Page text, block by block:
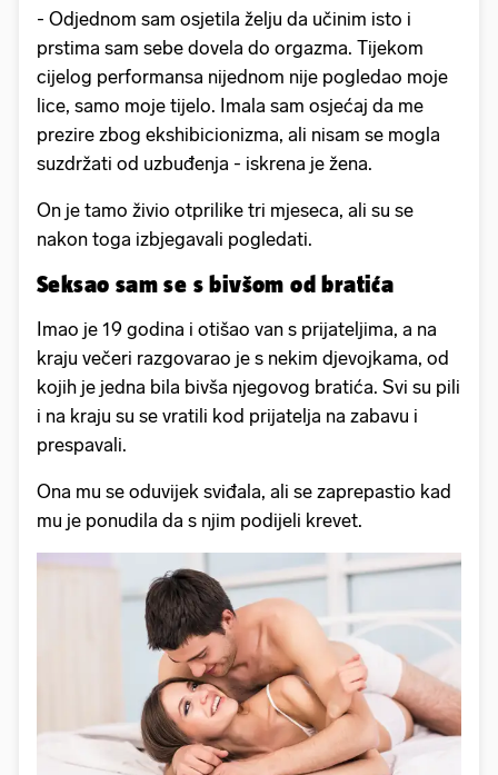
- Odjednom sam osjetila želju da učinim isto i
prstima sam sebe dovela do orgazma. Tijekom
cijelog performansa nijednom nije pogledao moje
lice, samo moje tijelo. Imala sam osjećaj da me
prezire zbog ekshibicionizma, ali nisam se mogla
suzdržati od uzbuđenja - iskrena je žena.
On je tamo živio otprilike tri mjeseca, ali su se
nakon toga izbjegavali pogledati.
Seksao sam se s bivšom od bratića
Imao je 19 godina i otišao van s prijateljima, a na
kraju večeri razgovarao je s nekim djevojkama, od
kojih je jedna bila bivša njegovog bratića. Svi su pili
i na kraju su se vratili kod prijatelja na zabavu i
prespavali.
Ona mu se oduvijek sviđala, ali se zaprepastio kad
mu je ponudila da s njim podijeli krevet.